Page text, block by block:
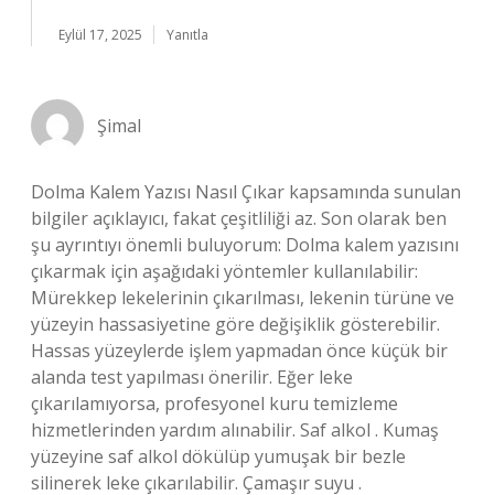
Eylül 17, 2025 Yanıtla
Şimal
Dolma Kalem Yazısı Nasıl Çıkar kapsamında sunulan
bilgiler açıklayıcı, fakat çeşitliliği az. Son olarak ben
şu ayrıntıyı önemli buluyorum: Dolma kalem yazısını
çıkarmak için aşağıdaki yöntemler kullanılabilir:
Mürekkep lekelerinin çıkarılması, lekenin türüne ve
yüzeyin hassasiyetine göre değişiklik gösterebilir.
Hassas yüzeylerde işlem yapmadan önce küçük bir
alanda test yapılması önerilir. Eğer leke
çıkarılamıyorsa, profesyonel kuru temizleme
hizmetlerinden yardım alınabilir. Saf alkol . Kumaş
yüzeyine saf alkol dökülüp yumuşak bir bezle
silinerek leke çıkarılabilir. Çamaşır suyu .